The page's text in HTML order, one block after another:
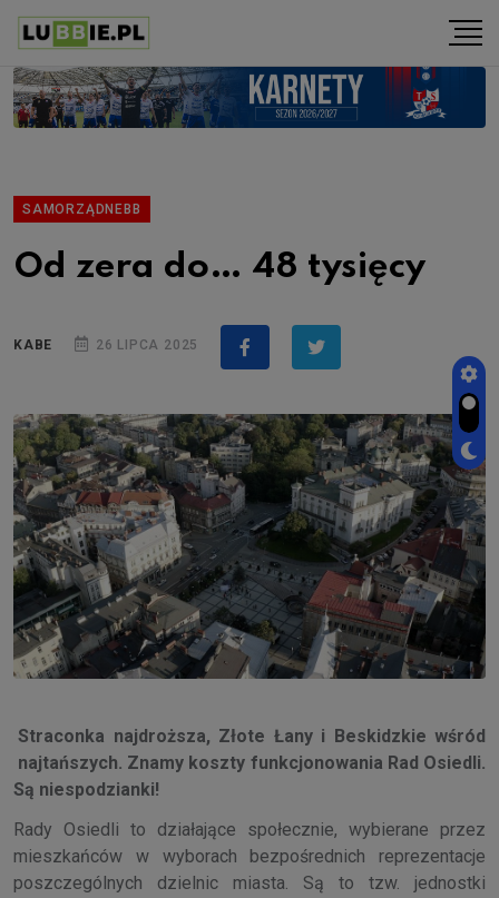
SAMORZĄDNEBB
Od zera do… 48 tysięcy
KABE 26 LIPCA 2025
Straconka najdroższa, Złote Łany i Beskidzkie wśród
najtańszych. Znamy koszty funkcjonowania Rad Osiedli.
Są niespodzianki!
Rady Osiedli to działające społecznie, wybierane przez
mieszkańców w wyborach bezpośrednich reprezentacje
poszczególnych dzielnic miasta. Są to tzw. jednostki